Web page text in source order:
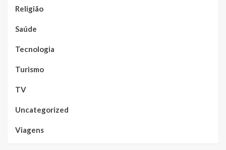
Religião
Saúde
Tecnologia
Turismo
TV
Uncategorized
Viagens